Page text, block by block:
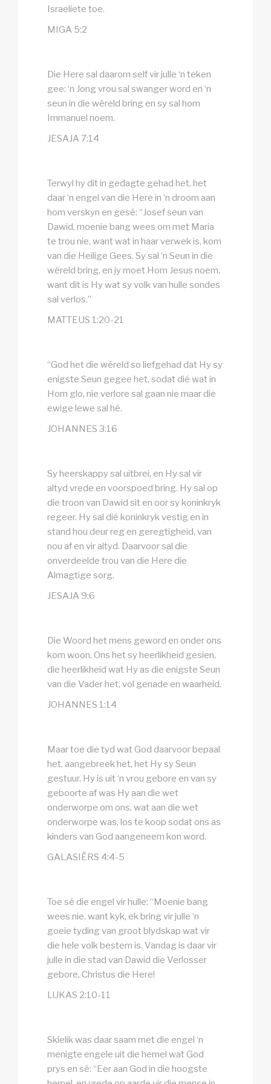
Israeliete toe.
MIGA 5:2
Die Here sal daarom self vir julle ‘n teken
gee: ‘n Jong vrou sal swanger word en ‘n
seun in die wêreld bring en sy sal hom
Immanuel noem.
JESAJA 7:14
Terwyl hy dit in gedagte gehad het, het
daar ‘n engel van die Here in ‘n droom aan
hom verskyn en gesê: “Josef seun van
Dawid, moenie bang wees om met Maria
te trou nie, want wat in haar verwek is, kom
van die Heilige Gees. Sy sal ‘n Seun in die
wêreld bring, en jy moet Hom Jesus noem,
want dit is Hy wat sy volk van hulle sondes
sal verlos.”
MATTEUS 1:20-21
“God het die wêreld so liefgehad dat Hy sy
enigste Seun gegee het, sodat dié wat in
Hom glo, nie verlore sal gaan nie maar die
ewige lewe sal hê.
JOHANNES 3:16
Sy heerskappy sal uitbrei, en Hy sal vir
altyd vrede en voorspoed bring. Hy sal op
die troon van Dawid sit en oor sy koninkryk
regeer. Hy sal dié koninkryk vestig en in
stand hou deur reg en geregtigheid, van
nou af en vir altyd. Daarvoor sal die
onverdeelde trou van die Here die
Almagtige sorg.
JESAJA 9:6
Die Woord het mens geword en onder ons
kom woon. Ons het sy heerlikheid gesien,
die heerlikheid wat Hy as die enigste Seun
van die Vader het, vol genade en waarheid.
JOHANNES 1:14
Maar toe die tyd wat God daarvoor bepaal
het, aangebreek het, het Hy sy Seun
gestuur. Hy is uit ‘n vrou gebore en van sy
geboorte af was Hy aan die wet
onderworpe om ons, wat aan die wet
onderworpe was, los te koop sodat ons as
kinders van God aangeneem kon word.
GALASIËRS 4:4-5
Toe sê die engel vir hulle: “Moenie bang
wees nie, want kyk, ek bring vir julle ‘n
goeie tyding van groot blydskap wat vir
die hele volk bestem is. Vandag is daar vir
julle in die stad van Dawid die Verlosser
gebore, Christus die Here!
LUKAS 2:10-11
Skielik was daar saam met die engel ‘n
menigte engele uit die hemel wat God
prys en sê: “Eer aan God in die hoogste